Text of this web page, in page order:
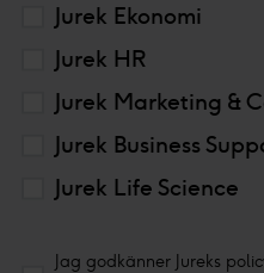
Jurek Ekonomi
Jurek HR
Jurek Marketing &
Jurek Business
Jurek Life Science
Jag godkänner Jureks